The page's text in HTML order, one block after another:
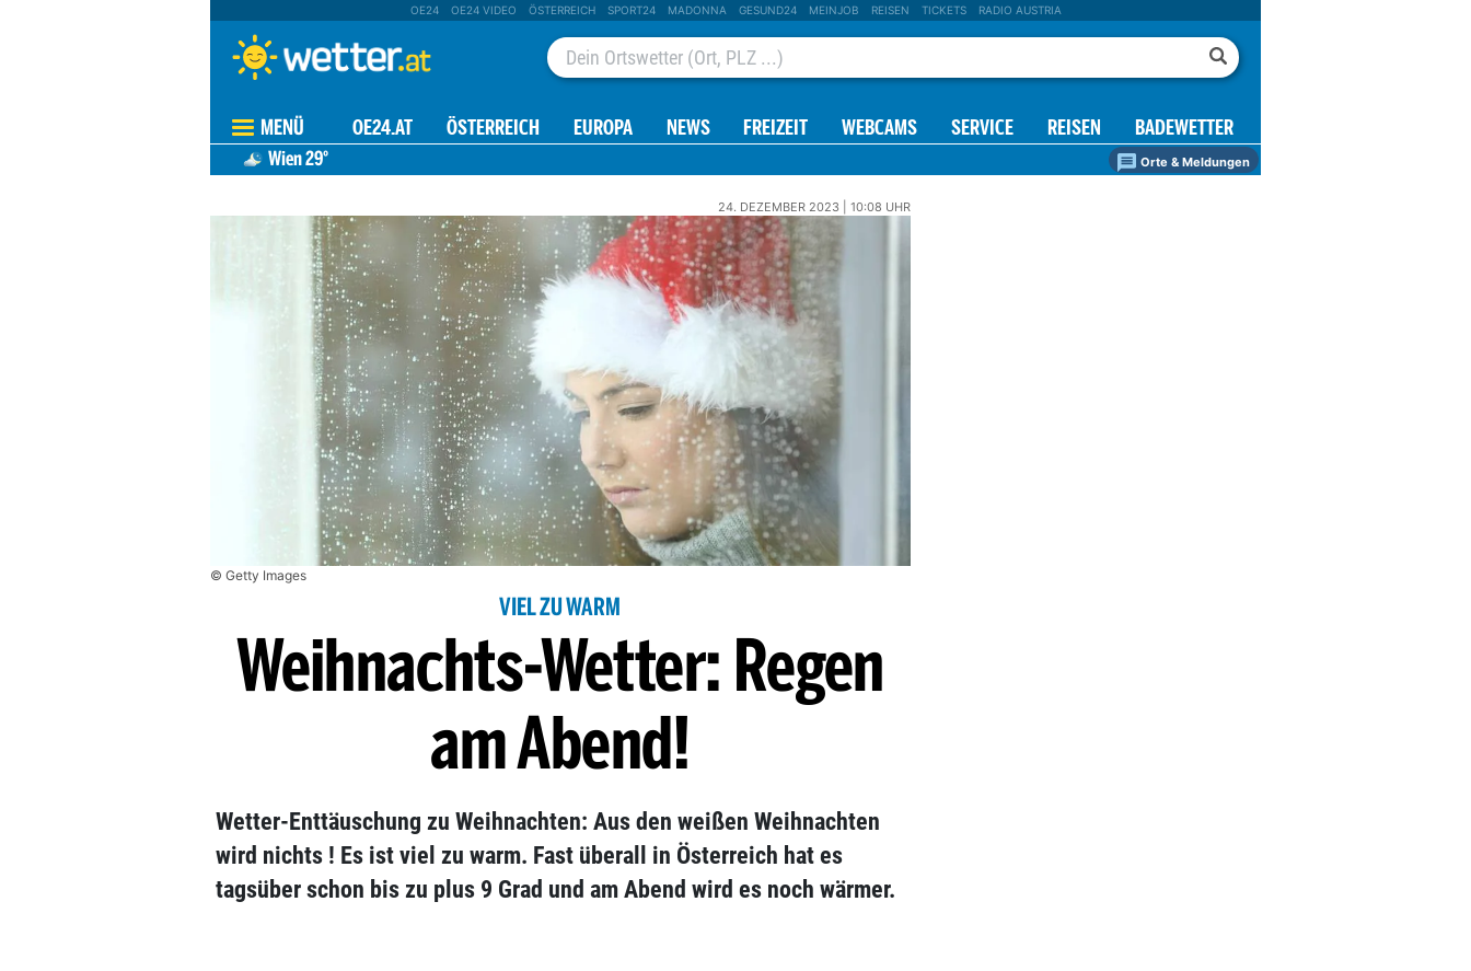
OE24 OE24 VIDEO ÖSTERREICH SPORT24 MADONNA GESUND24 MEINJOB REISEN TICKETS RADIO AUSTRIA
MENÜ OE24.AT ÖSTERREICH EUROPA NEWS FREIZEIT WEBCAMS SERVICE REISEN BADEWETTER
Wien29° Orte & Meldungen
24. DEZEMBER 2023 | 10:08 UHR
© Getty Images
VIEL ZU WARM
Weihnachts-Wetter: Regen
am Abend!
Wetter-Enttäuschung zu Weihnachten: Aus den weißen Weihnachten
wird nichts ! Es ist viel zu warm. Fast überall in Österreich hat es
tagsüber schon bis zu plus 9 Grad und am Abend wird es noch wärmer.